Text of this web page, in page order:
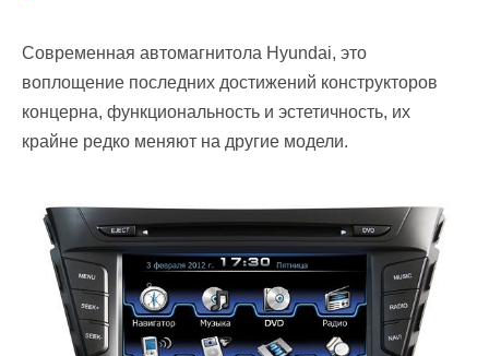
Современная автомагнитола Hyundai, это
воплощение последних достижений конструкторов
концерна, функциональность и эстетичность, их
крайне редко меняют на другие модели.